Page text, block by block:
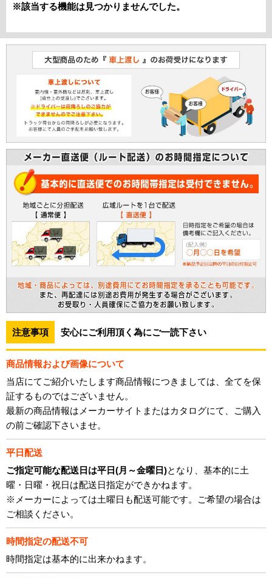
※該当する機能は見つかりませんでした。
注意事項 安心にご利用頂く為にご一読下さい
商品情報および画像について
当店にてご紹介いたします商品情報につきましては、全てを保
証するものではございません。
最新の商品情報はメーカーサイトまたはカタログにて、ご購入
の前ご確認下さいませ。
平日配送
ご指定可能な配送日は平日(月～金曜日)となり、基本的に土
曜・日曜・祝日は配送日指定ができかねます。
※メーカーによっては土曜日も配送可能です。ご希望の場合は
ご相談ください。
時間指定の配送不可
時間指定は基本的に出来かねます。